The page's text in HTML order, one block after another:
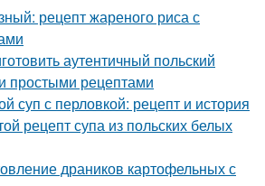
рецепт жареного риса с
аутентичный польский
простыми рецептами
суп с перловкой: рецепт и история
рецепт супа из польских белых
драников картофельных с